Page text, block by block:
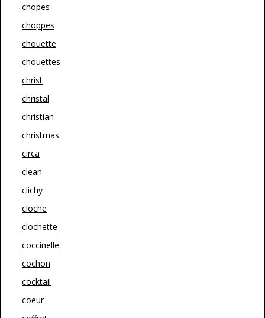
chopes
choppes
chouette
chouettes
christ
christal
christian
christmas
circa
clean
clichy
cloche
clochette
coccinelle
cochon
cocktail
coeur